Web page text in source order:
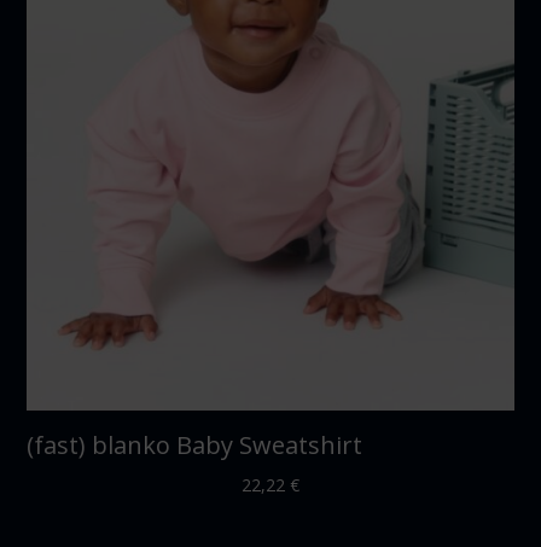
(fast) blanko Baby Sweatshirt
22,22 €